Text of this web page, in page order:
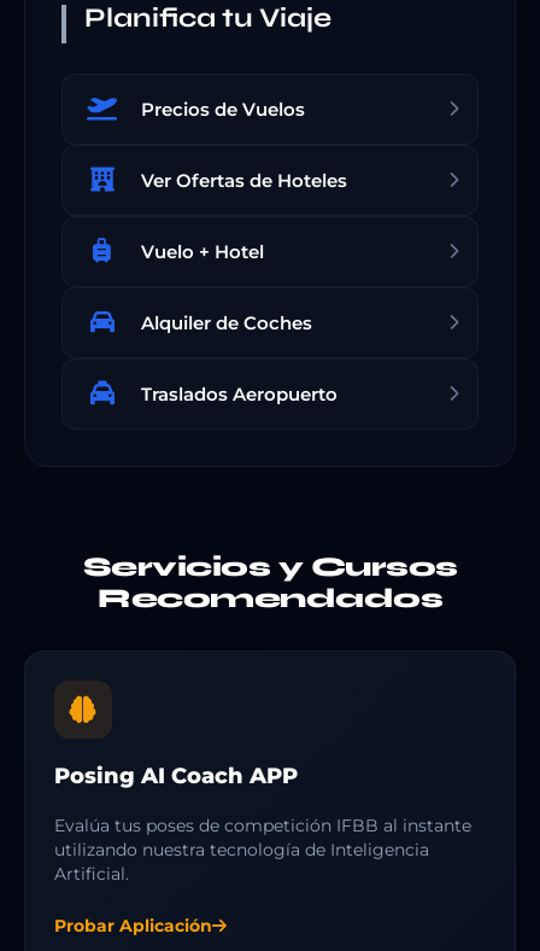
Planifica tu Viaje
Precios de Vuelos
Ver Ofertas de Hoteles
Vuelo + Hotel
Alquiler de Coches
Traslados Aeropuerto
Servicios y Cursos
Recomendados
Posing AI Coach APP
Evalúa tus poses de competición IFBB al instante
utilizando nuestra tecnología de Inteligencia
Artificial.
Probar Aplicación